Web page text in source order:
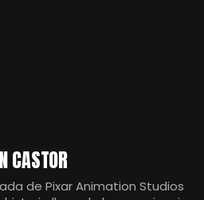
CASTOR
de Pixar Animation Studios